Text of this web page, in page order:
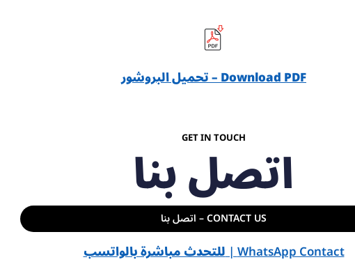
Download PDF – تحميل البروشور
GET IN TOUCH
اتصل بنا
CONTACT US – اتصل بنا
WhatsApp Contact | للتحدث مباشرة بالواتسب